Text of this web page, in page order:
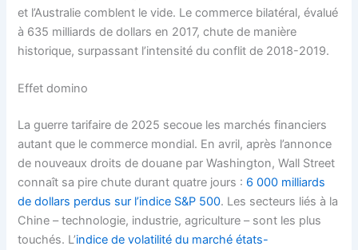
et l’Australie comblent le vide. Le commerce bilatéral, évalué
à 635 milliards de dollars en 2017, chute de manière
historique, surpassant l’intensité du conflit de 2018-2019.
Effet domino
La guerre tarifaire de 2025 secoue les marchés financiers
autant que le commerce mondial. En avril, après l’annonce
de nouveaux droits de douane par Washington, Wall Street
connaît sa pire chute durant quatre jours : 6 000 milliards
de dollars perdus sur l’indice S&P 500. Les secteurs liés à la
Chine – technologie, industrie, agriculture – sont les plus
touchés. L’indice de volatilité du marché états-